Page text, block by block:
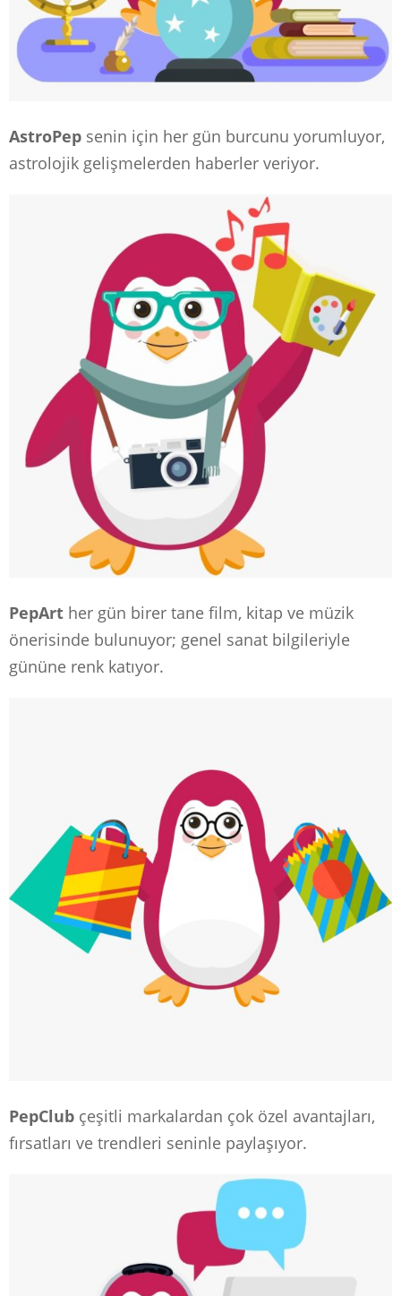
AstroPep senin için her gün burcunu yorumluyor,
astrolojik gelişmelerden haberler veriyor.
PepArt her gün birer tane film, kitap ve müzik
önerisinde bulunuyor; genel sanat bilgileriyle
gününe renk katıyor.
PepClub çeşitli markalardan çok özel avantajları,
fırsatları ve trendleri seninle paylaşıyor.